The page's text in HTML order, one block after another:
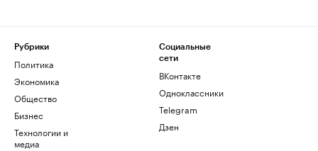
Рубрики
Политика
Экономика
Общество
Бизнес
Технологии и
медиа
Социальные
сети
ВКонтакте
Одноклассники
Telegram
Дзен